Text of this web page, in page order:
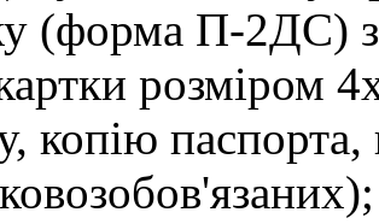
(форма П-2ДС) з
розміром
копію